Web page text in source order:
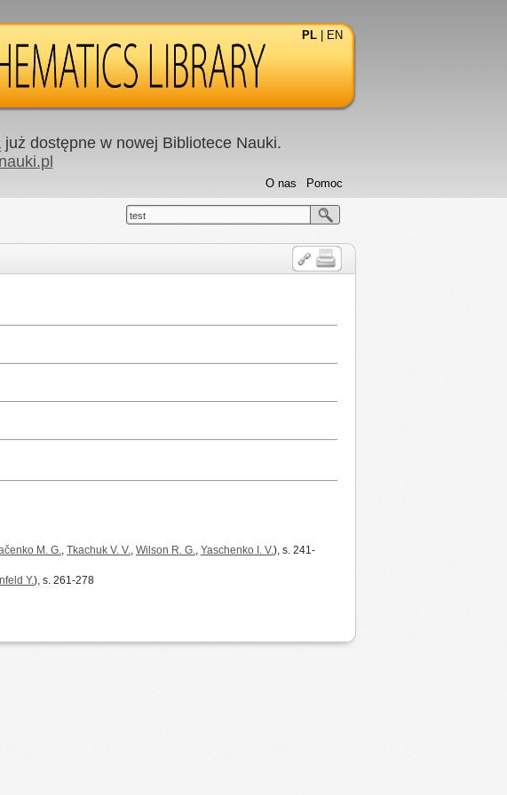
PL EN
dostępne w nowej Bibliotece Nauki.
Pomoc
O nas
test
M. G., Tkachuk V. V., Wilson R. G., Yaschenko I. V.), s. 241-
Y.), s. 261-278